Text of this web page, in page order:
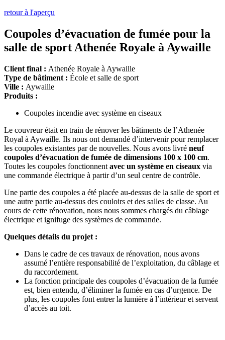
retour à l'aperçu
Coupoles d’évacuation de fumée pour la
salle de sport Athenée Royale à Aywaille
Client final : Athenée Royale à Aywaille
Type de bâtiment : École et salle de sport
Ville : Aywaille
Produits :
Coupoles incendie avec système en ciseaux
Le couvreur était en train de rénover les bâtiments de l’Athenée
Royal à Aywaille. Ils nous ont demandé d’intervenir pour remplacer
les coupoles existantes par de nouvelles. Nous avons livré neuf
coupoles d’évacuation de fumée de dimensions 100 x 100 cm.
Toutes les coupoles fonctionnent avec un système en ciseaux via
une commande électrique à partir d’un seul centre de contrôle.
Une partie des coupoles a été placée au-dessus de la salle de sport et
une autre partie au-dessus des couloirs et des salles de classe. Au
cours de cette rénovation, nous nous sommes chargés du câblage
électrique et ignifuge des systèmes de commande.
Quelques détails du projet :
Dans le cadre de ces travaux de rénovation, nous avons
assumé l’entière responsabilité de l’exploitation, du câblage et
du raccordement.
La fonction principale des coupoles d’évacuation de la fumée
est, bien entendu, d’éliminer la fumée en cas d’urgence. De
plus, les coupoles font entrer la lumière à l’intérieur et servent
d’accès au toit.